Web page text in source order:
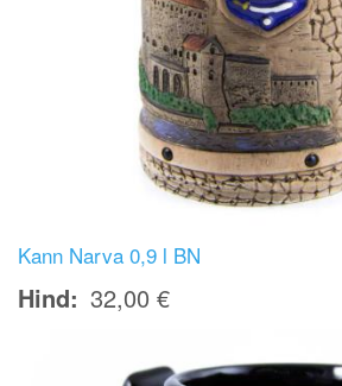
Kann Narva 0,9 l BN
Hind 32,00 €